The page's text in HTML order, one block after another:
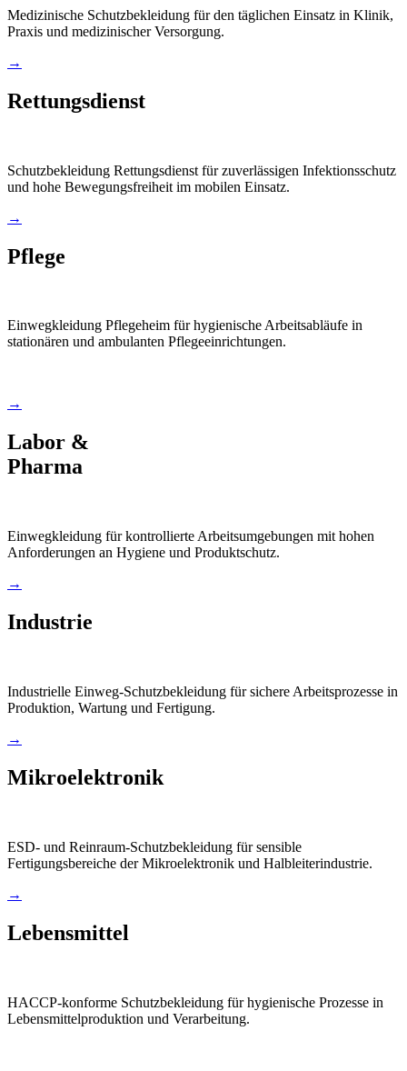
Medizinische Schutzbekleidung für den täglichen Einsatz in Klinik,
Praxis und medizinischer Versorgung.
→
Rettungsdienst
Schutzbekleidung Rettungsdienst für zuverlässigen Infektionsschutz
und hohe Bewegungsfreiheit im mobilen Einsatz.
→
Pflege
Einwegkleidung Pflegeheim für hygienische Arbeitsabläufe in
stationären und ambulanten Pflegeeinrichtungen.
→
Labor &
Pharma
Einwegkleidung für kontrollierte Arbeitsumgebungen mit hohen
Anforderungen an Hygiene und Produktschutz.
→
Industrie
Industrielle Einweg-Schutzbekleidung für sichere Arbeitsprozesse in
Produktion, Wartung und Fertigung.
→
Mikroelektronik
ESD- und Reinraum-Schutzbekleidung für sensible
Fertigungsbereiche der Mikroelektronik und Halbleiterindustrie.
→
Lebensmittel
HACCP-konforme Schutzbekleidung für hygienische Prozesse in
Lebensmittelproduktion und Verarbeitung.